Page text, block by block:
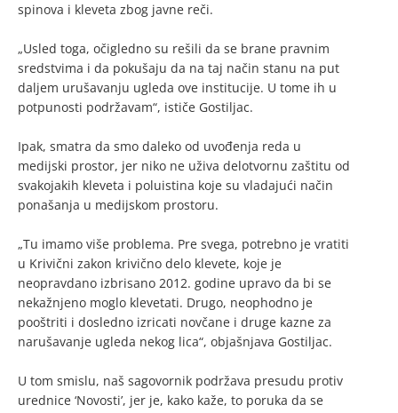
spinova i kleveta zbog javne reči.
„Usled toga, očigledno su rešili da se brane pravnim
sredstvima i da pokušaju da na taj način stanu na put
daljem urušavanju ugleda ove institucije. U tome ih u
potpunosti podržavam“, ističe Gostiljac.
Ipak, smatra da smo daleko od uvođenja reda u
medijski prostor, jer niko ne uživa delotvornu zaštitu od
svakojakih kleveta i poluistina koje su vladajući način
ponašanja u medijskom prostoru.
„Tu imamo više problema. Pre svega, potrebno je vratiti
u Krivični zakon krivično delo klevete, koje je
neopravdano izbrisano 2012. godine upravo da bi se
nekažnjeno moglo klevetati. Drugo, neophodno je
pooštriti i dosledno izricati novčane i druge kazne za
narušavanje ugleda nekog lica“, objašnjava Gostiljac.
U tom smislu, naš sagovornik podržava presudu protiv
urednice ‘Novosti’, jer je, kako kaže, to poruka da se